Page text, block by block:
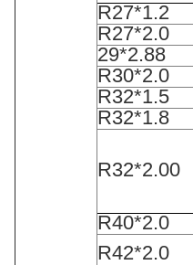
R27*1.2
R27*2.0
29*2.88
R30*2.0
R32*1.5
R32*1.8
R32*2.00
R40*2.0
R42*2.0